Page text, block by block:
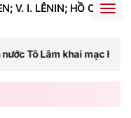
V. I. LÊNIN; HỒ CHÍ
Hội nghị Trung ương